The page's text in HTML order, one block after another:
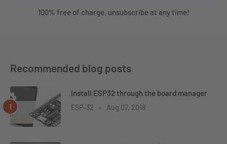
100% free of charge, unsubscribe at any time!
Recommended blog posts
Install ESP32 through the board manager
ESP-32 Aug 07, 2018